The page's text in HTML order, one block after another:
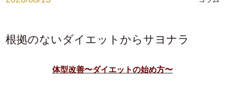
medical
根拠のないダイエットからサヨナラ
体型改善〜ダイエットの始め方〜